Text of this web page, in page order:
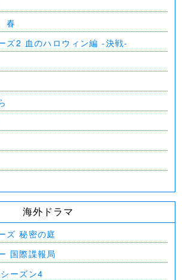
春
ズ2 血のハロウィン編 -決戦-
海外ドラマ
ズ 秘密の庭
国際諜報局
ーズン4